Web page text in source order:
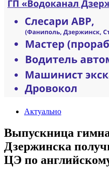
Актуально
Выпускница
Дзержинска
ЦЭ по